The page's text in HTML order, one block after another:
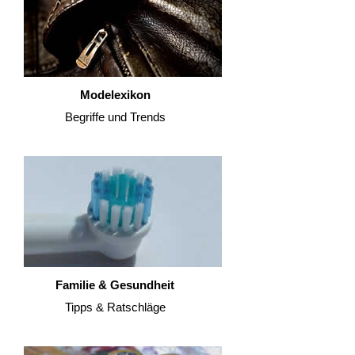
Modelexikon
Begriffe und Trends
Familie & Gesundheit
Tipps & Ratschläge